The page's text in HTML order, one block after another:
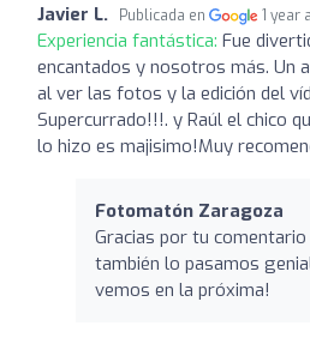
Javier L. Publicada en 1 year
Experiencia fantástica: Fue
encantados y nosotros más. Un
al ver las fotos y la edición del
Supercurrado!!!. y Raúl el chico
lo hizo es majisimo!Muy
Fotomatón Zaragoza
Gracias por tu
también lo pasamos
vemos en la próxima!